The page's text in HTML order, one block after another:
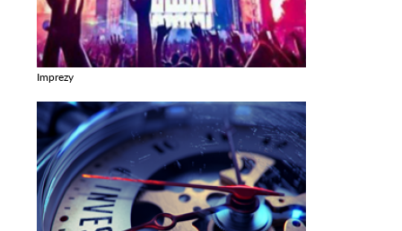
Imprezy